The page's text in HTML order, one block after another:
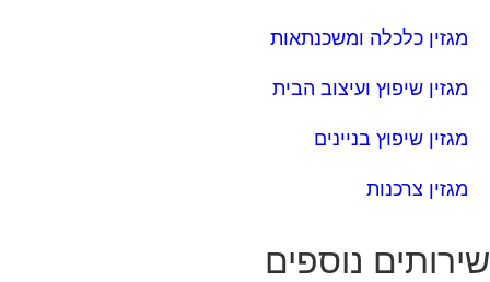
מגזין כלכלה ומשכנתאות
מגזין שיפוץ ועיצוב הבית
מגזין שיפוץ בניינים
מגזין צרכנות
נוספים